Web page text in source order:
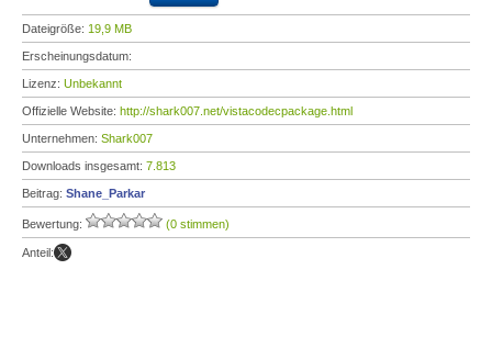
Dateigröße: 19,9 MB
Erscheinungsdatum:
Lizenz: Unbekannt
Offizielle Website: http://shark007.net/vistacodecpackage.html
Unternehmen: Shark007
Downloads insgesamt: 7.813
Beitrag: Shane_Parkar
Bewertung: (0 stimmen)
Anteil: